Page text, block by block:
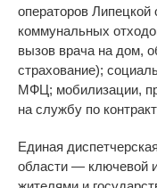
операторов Липецкой
коммунальных
вызов врача на дом,
страхование);
МФЦ; мобилизации,
на службу по
Единая
области — ключевой